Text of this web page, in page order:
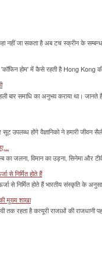
नहीं जा सकता है अब टच स्क्रीन के
होम' में कैसे रहती है Hong Kong
बार समाधि का अनुभव कराया था।
सूट उपलब्ध होंगे वैज्ञानिको ने हमारी जीवन
का जलना, विमान का उड़ना, सिनेमा और
से निर्मित होते हैं
से निर्मित होते हैं भारतीय संस्कृति के
मुख्य शाखा
तक रहता है कत्यूरी राजाओं की राजधानी